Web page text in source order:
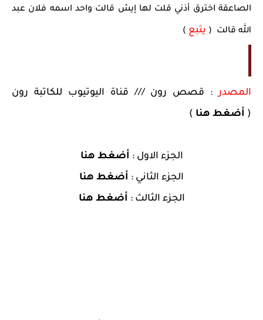
الصاعقة اخترق أذني قلت لها إيش قالت واحد اسمه فلان عبد
الله قالت ( يتبع )
المصدر: قصص رون /// قناة اليوتيوب للكاتبة رون
( أضغط هنا )
الجزء الاول : أضغط هنا
الجزء الثاني : أضغط هنا
الجزء الثالث : أضغط هنا